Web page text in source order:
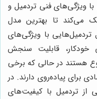
ویژگی‌های فنی تردمیل و
می‌کند تا بهترین مدل
تردمیل‌هایی با ویژگی‌های
خودکار، قابلیت سنجش
هستند در حالی که برخی
برای پیاده‌روی دارند. در
از تردمیل با کیفیت‌های